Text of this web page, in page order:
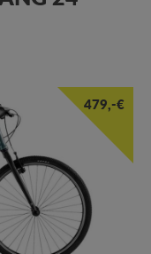
479,-€